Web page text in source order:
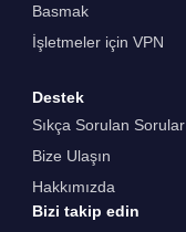
Basmak
İşletmeler için VPN
Destek
Sıkça Sorulan Sorular
Bize Ulaşın
Hakkımızda
Bizi takip edin